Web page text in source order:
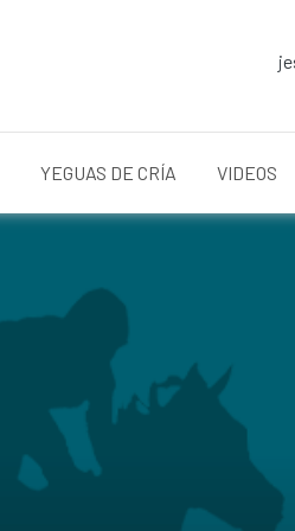
YEGUAS DE CRÍA VIDEOS